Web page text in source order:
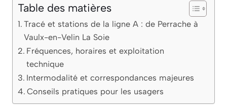
Table des matières
Tracé et stations de la ligne A : de Perrache à
Vaulx-en-Velin La Soie
Fréquences, horaires et exploitation
technique
Intermodalité et correspondances majeures
Conseils pratiques pour les usagers